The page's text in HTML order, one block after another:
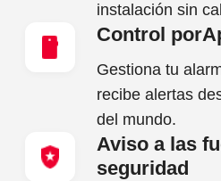
instalación sin
Control
Gestiona tu
recibe alertas
del mundo.
Aviso a las
seguridad